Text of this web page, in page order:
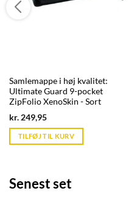
Samlemappe i høj kvalitet:
Ultimate Guard 9-pocket
ZipFolio XenoSkin - Sort
kr. 249,95Current
is:
kr. 39,95.
TILFØJ TIL KURV
Senest set